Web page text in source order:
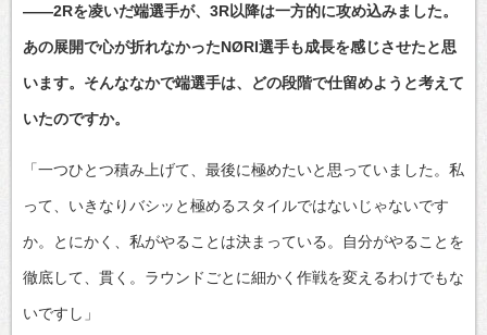
――2Rを凌いだ端選手が、3R以降は一方的に攻め込みました。
あの展開で心が折れなかったNØRI選手も成長を感じさせたと思
います。そんななかで端選手は、どの段階で仕留めようと考えて
いたのですか。
「一つひとつ積み上げて、最後に極めたいと思っていました。私
って、いきなりバシッと極めるスタイルではないじゃないです
か。とにかく、私がやることは決まっている。自分がやることを
徹底して、貫く。ラウンドごとに細かく作戦を変えるわけでもな
いですし」